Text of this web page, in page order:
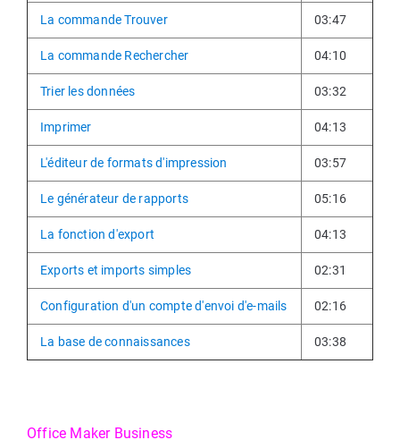
La commande Trouver 03:47
La commande Rechercher 04:10
Trier les données 03:32
Imprimer 04:13
L'éditeur de formats d'impression 03:57
Le générateur de rapports 05:16
La fonction d'export 04:13
Exports et imports simples 02:31
Configuration d'un compte d'envoi d'e-mails 02:16
La base de connaissances 03:38
Office Maker Business